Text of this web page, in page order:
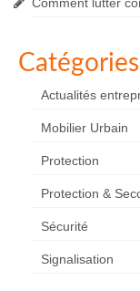
Catégories
Actualités
Mobilier Urbain
Protection
Protection &
Sécurité
Signalisation